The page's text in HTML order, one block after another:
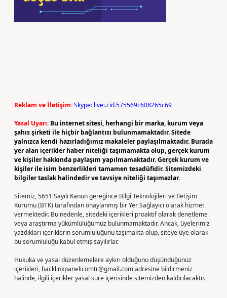
Reklam ve İletişim:Skype: live:.cid.575569c608265c69
Yasal Uyarı: Bu internet sitesi, herhangi bir marka, kurum veya
şahıs şirketi ile hiçbir bağlantısı bulunmamaktadır. Sitede
yalnızca kendi hazırladığımız makaleler paylaşılmaktadır. Burada
yer alan içerikler haber niteliği taşımamakta olup, gerçek kurum
ve kişiler hakkında paylaşım yapılmamaktadır. Gerçek kurum ve
kişiler ile isim benzerlikleri tamamen tesadüfidir. Sitemizdeki
bilgiler taslak halindedir ve tavsiye niteliği taşımazlar.
Sitemiz, 5651 Sayılı Kanun gereğince Bilgi Teknolojileri ve İletişim
Kurumu (BTK) tarafından onaylanmış bir Yer Sağlayıcı olarak hizmet
vermektedir. Bu nedenle, sitedeki içerikleri proaktif olarak denetleme
veya araştırma yükümlülüğümüz bulunmamaktadır. Ancak, üyelerimiz
yazdıkları içeriklerin sorumluluğunu taşımakta olup, siteye üye olarak
bu sorumluluğu kabul etmiş sayılırlar.
Hukuka ve yasal düzenlemelere aykırı olduğunu düşündüğünüz
içerikleri, backlinkpanelicomtr@gmail.comadresine bildirmeniz
halinde, ilgili içerikler yasal süre içerisinde sitemizden kaldırılacaktır.